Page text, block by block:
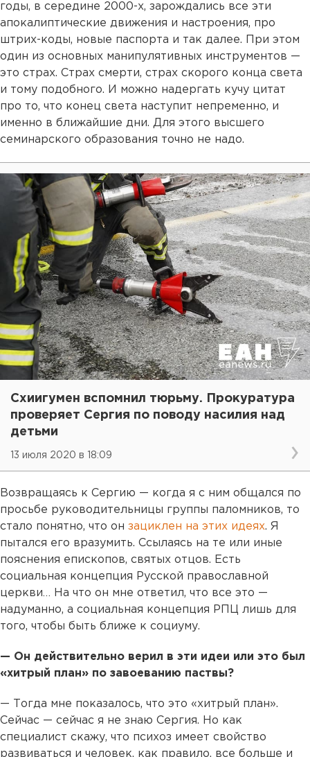
годы, в середине 2000-х, зарождались все эти
апокалиптические движения и настроения, про
штрих-коды, новые паспорта и так далее. При этом
один из основных манипулятивных инструментов —
это страх. Страх смерти, страх скорого конца света
и тому подобного. И можно надергать кучу цитат
про то, что конец света наступит непременно, и
именно в ближайшие дни. Для этого высшего
семинарского образования точно не надо.
Схиигумен вспомнил тюрьму. Прокуратура
проверяет Сергия по поводу насилия над
детьми
13 июля 2020 в 18:09
Возвращаясь к Сергию — когда я с ним общался по
просьбе руководительницы группы паломников, то
стало понятно, что он зациклен на этих идеях. Я
пытался его вразумить. Ссылаясь на те или иные
пояснения епископов, святых отцов. Есть
социальная концепция Русской православной
церкви… На что он мне ответил, что все это —
надуманно, а социальная концепция РПЦ лишь для
того, чтобы быть ближе к социуму.
— Он действительно верил в эти идеи или это был
«хитрый план» по завоеванию паствы?
— Тогда мне показалось, что это «хитрый план».
Сейчас — сейчас я не знаю Сергия. Но как
специалист скажу, что психоз имеет свойство
развиваться и человек, как правило, все больше и